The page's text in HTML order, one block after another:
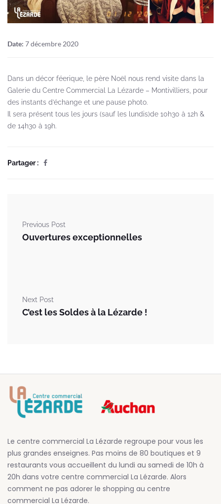
Date: 7 décembre 2020
Dans un décor féerique, le père Noël nous rend visite dans la
Galerie du Centre Commercial La Lézarde – Montivilliers, pour
des instants d’échange et une pause photo.
Il sera présent tous les jours (sauf les lundis)de 10h30 à 12h &
de 14h30 à 19h.
Partager :
Previous Post
Ouvertures exceptionnelles
Next Post
C’est les Soldes à la Lézarde !
Le centre commercial La Lézarde regroupe pour vous les
plus grandes enseignes. Pas moins de 80 boutiques et 9
restaurants vous accueillent du lundi au samedi de 10h à
20h dans votre centre commercial La Lézarde. Alors
comment ne pas adorer le shopping au centre
commercial La Lézarde.